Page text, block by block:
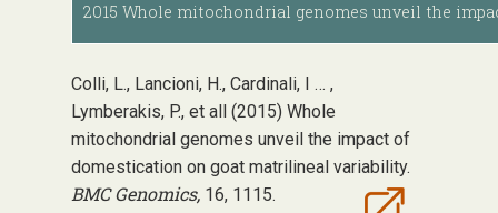
2015 Whole mitochondrial genomes unveil the
Colli, L., Lancioni, H., Cardinali, I … ,
Lymberakis, P., et all (2015) Whole
mitochondrial genomes unveil the impact of
domestication on goat matrilineal variability.
BMC Genomics, 16, 1115.